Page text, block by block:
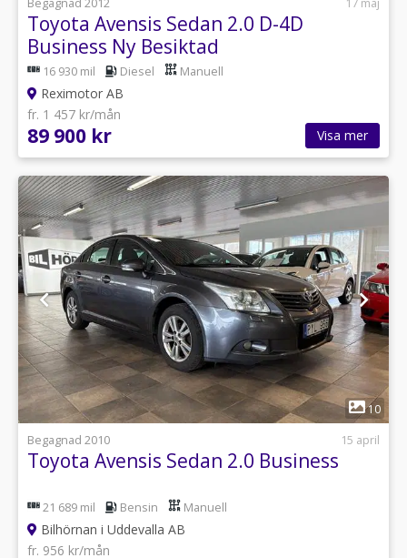
Begagnad 2012 17 maj
Toyota Avensis Sedan 2.0 D-4D
Business Ny Besiktad
16 930 mil Diesel Manuell
Reximotor AB
fr. 1 457 kr/mån
89 900 kr Visa mer
1
10
Begagnad 2010
15 april
Toyota Avensis Sedan 2.0 Business
21 689 mil Bensin Manuell
Bilhörnan i Uddevalla AB
fr. 956 kr/mån